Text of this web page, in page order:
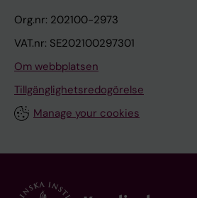
Org.nr: 202100-2973
VAT.nr: SE202100297301
Om webbplatsen
Tillgänglighetsredogörelse
Manage your cookies